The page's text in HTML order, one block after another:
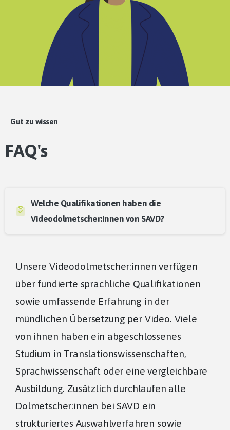
Gut zu wissen
FAQ's
Welche Qualifikationen haben die
Videodolmetscher:innen von SAVD?
Unsere Videodolmetscher:innen verfügen
über fundierte sprachliche Qualifikationen
sowie umfassende Erfahrung in der
mündlichen Übersetzung per Video. Viele
von ihnen haben ein abgeschlossenes
Studium in Translationswissenschaften,
Sprachwissenschaft oder eine vergleichbare
Ausbildung. Zusätzlich durchlaufen alle
Dolmetscher:innen bei SAVD ein
strukturiertes Auswahlverfahren sowie